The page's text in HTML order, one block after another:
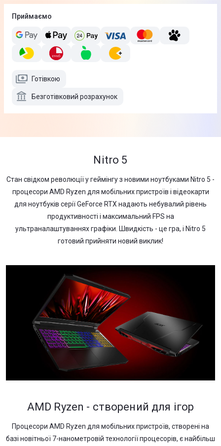
Приймаємо
Готівкою
Безготівковий розрахунок
Nitro 5
Cтан свідком революції у геймінгу з новими ноутбуками Nitro 5 -
процесори AMD Ryzen для мобільних пристроїв і відеокарти
для ноутбуків серії GeForce RTX надають небувалий рівень
продуктивності і максимальний FPS на
ультраналаштуваннях графіки. Швидкість - це гра, і Nitro 5
готовий прийняти новий виклик!
AMD Ryzen - створений для ігор
Процесори AMD Ryzen для мобільних пристроїв, створені на
базі новітньої 7-нанометровій технології процесорів, є найбільш